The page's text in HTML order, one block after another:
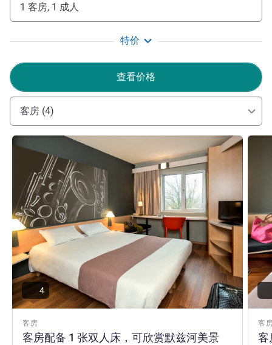
择。在我们的酒吧享受纯正的比利时啤酒，并俯瞰默兹美
景。全天候提供便餐。
Eloïse Helleputte 酒店管理
1 客房, 1 成人
特价
查看价格
客房 (4)
客房
客房配备 1 张双人床，可欣赏默兹河美景
请参阅详情
4
客
客
请参